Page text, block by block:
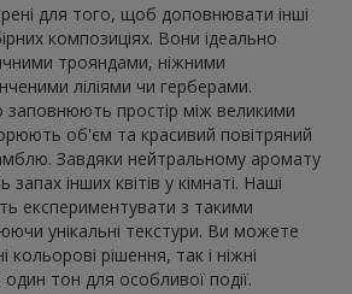
для того, щоб доповнювати інші
композиціях. Вони ідеально
трояндами, ніжними
ліліями чи герберами.
заповнюють простір між великими
об'єм та красивий повітряний
Завдяки нейтральному аромату
інших квітів у кімнаті. Наші
експериментувати з такими
унікальні текстури. Ви можете
кольорові рішення, так і ніжні
один тон для особливої події.